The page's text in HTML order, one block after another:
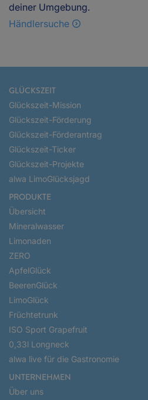
deiner Umgebung.
Händlersuche
GLÜCKSZEIT
Glückszeit-Mission
Glückszeit-Förderung
Glückszeit-Förderantrag
Glückszeit-Ticker
Glückszeit-Projekte
alwa LimoGlücksjagd
PRODUKTE
Übersicht
Mineralwasser
Limonaden
ZERO
ApfelGlück
BeerenGlück
LimoGlück
Früchtetrunk
ISO Sport Grapefruit
0,33l Longneck
alwa live für die Gastronomie
UNTERNEHMEN
Über uns